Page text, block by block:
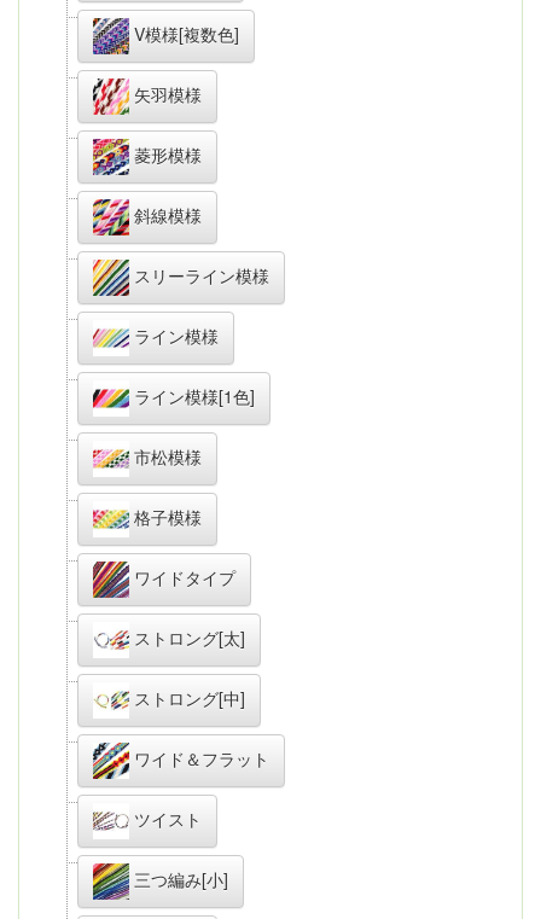
V模様[複数色]
矢羽模様
菱形模様
斜線模様
スリーライン模様
ライン模様
ライン模様[1色]
市松模様
格子模様
ワイドタイプ
ストロング[太]
ストロング[中]
ワイド＆フラット
ツイスト
三つ編み[小]